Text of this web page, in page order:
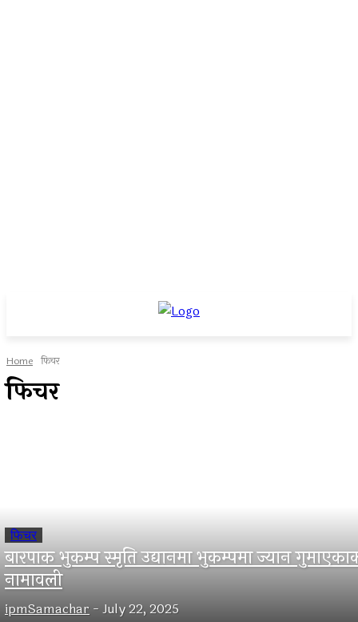
Home फिचर
फिचर
फिचर
बारपाक भुकम्प स्मृति उद्यानमा भुकम्पमा ज्यान
नामावली
ipmSamachar -July 22, 2025